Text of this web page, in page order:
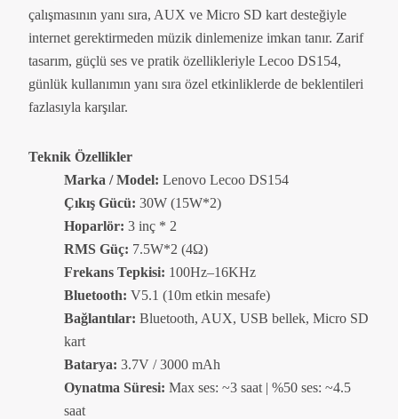
çalışmasının yanı sıra, AUX ve Micro SD kart desteğiyle
internet gerektirmeden müzik dinlemenize imkan tanır. Zarif
tasarım, güçlü ses ve pratik özellikleriyle Lecoo DS154,
günlük kullanımın yanı sıra özel etkinliklerde de beklentileri
fazlasıyla karşılar.
Teknik Özellikler
Marka / Model: Lenovo Lecoo DS154
Çıkış Gücü: 30W (15W*2)
Hoparlör: 3 inç * 2
RMS Güç: 7.5W*2 (4Ω)
Frekans Tepkisi: 100Hz–16KHz
Bluetooth: V5.1 (10m etkin mesafe)
Bağlantılar: Bluetooth, AUX, USB bellek, Micro SD
kart
Batarya: 3.7V / 3000 mAh
Oynatma Süresi: Max ses: ~3 saat | %50 ses: ~4.5
saat